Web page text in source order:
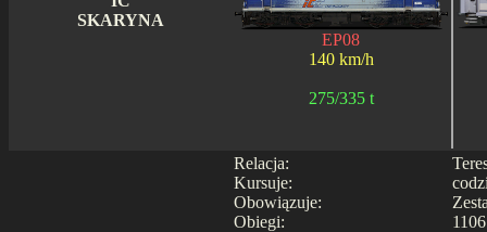
SKARYNA
EP08
140 km/h
275/335 t
Relacja:
Kursuje:
Obowiązuje:
Obiegi: